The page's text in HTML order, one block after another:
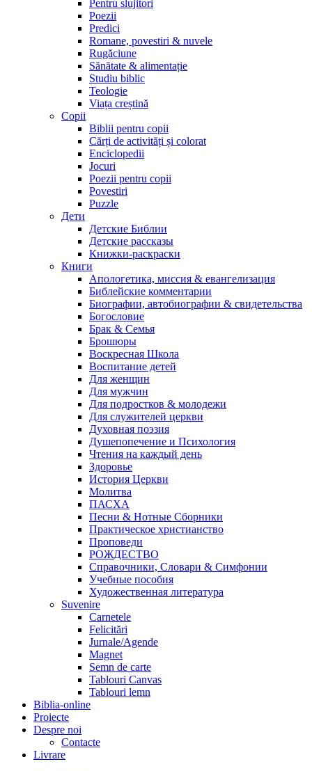
Pentru slujitori
Poezii
Predici
Romane, povestiri & nuvele
Rugăciune
Sănătate & alimentație
Studiu biblic
Teologie
Viața creștină
Copii
Biblii pentru copii
Cărți de activități și colorat
Enciclopedii
Jocuri
Poezii pentru copii
Povestiri
Puzzle
Дети
Детские Библии
Детские рассказы
Книжки-раскраски
Книги
Апологетика, миссия & евангелизация
Библейские комментарии
Биографии, автобиографии & свидетельства
Богословие
Брак & Семья
Брошюры
Воскресная Школа
Воспитание детей
Для женщин
Для мужчин
Для подростков & молодежи
Для служителей церкви
Духовная поэзия
Душепопечение и Психология
Чтения на каждый день
Здоровье
История Церкви
Молитва
ПАСХА
Песни & Нотные Сборники
Практическое христианство
Проповеди
РОЖДЕСТВО
Справочники, Словари & Симфонии
Учебные пособия
Художественная литература
Suvenire
Carnetele
Felicitări
Jurnale/Agende
Magnet
Semn de carte
Tablouri Canvas
Tablouri lemn
Biblia-online
Proiecte
Despre noi
Contacte
Livrare